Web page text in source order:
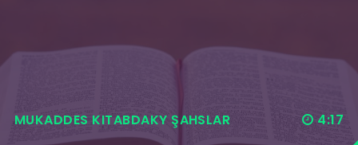
MUKADDES KITABDAKY ŞAHSLAR 4:17